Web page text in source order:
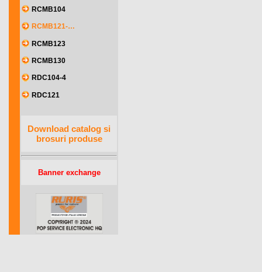
RCMB104
RCMB121-…
RCMB123
RCMB130
RDC104-4
RDC121
Download catalog si
brosuri produse
Banner exchange